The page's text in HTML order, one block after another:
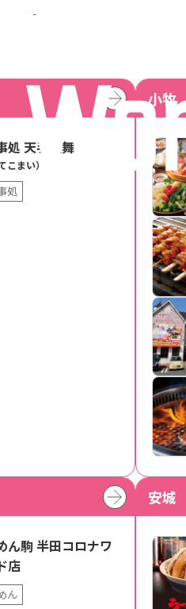
処 天手鼓舞
こまい）
処
小牧
ん駒 半田コロナワ
店
ん
安城